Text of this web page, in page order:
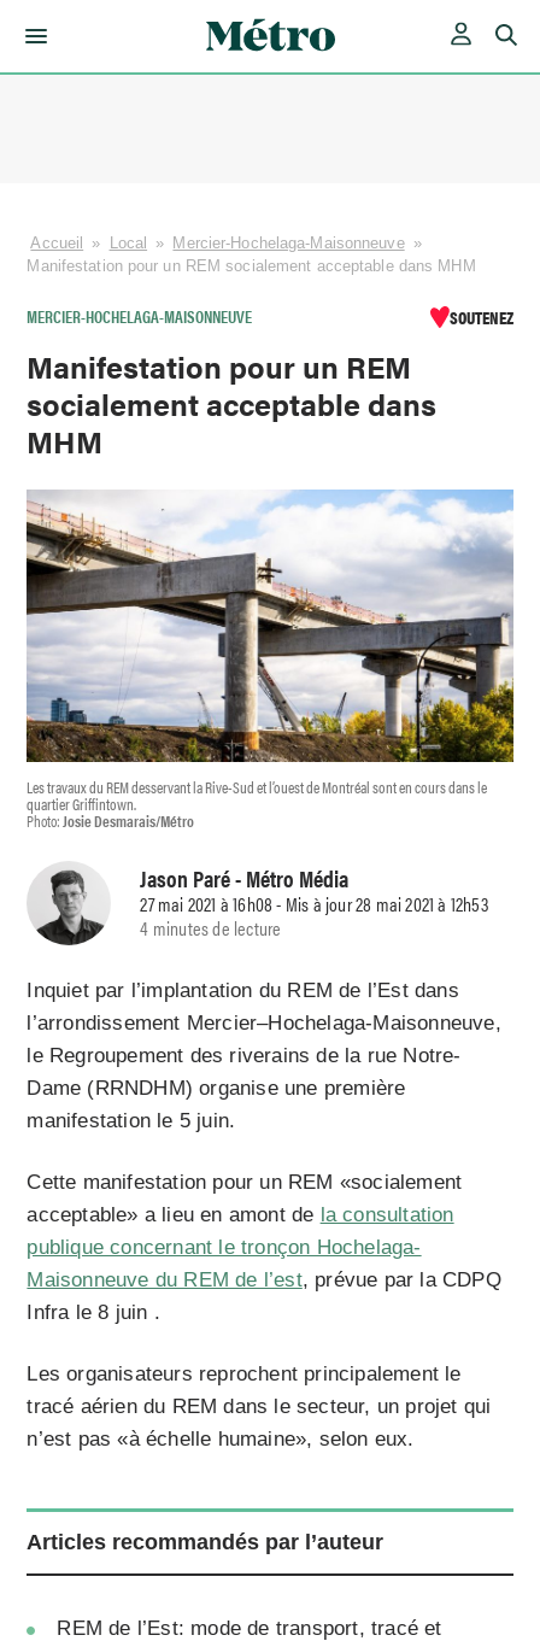
Accueil » Local » Mercier-Hochelaga-Maisonneuve »
Manifestation pour un REM socialement acceptable dans MHM
MERCIER-HOCHELAGA-MAISONNEUVE SOUTENEZ
Manifestation pour un REM
socialement acceptable dans
MHM
Les travaux du REM desservant la Rive-Sud et l’ouest de Montréal sont en cours dans le
quartier Griffintown.
Photo:Josie Desmarais/Métro
Jason Paré- Métro Média
27 mai 2021 à 16h08 - Mis à jour 28 mai 2021 à 12h53
4 minutes de lecture
Inquiet par l’implantation du REM de l’Est dans
l’arrondissement Mercier–Hochelaga-Maisonneuve,
le Regroupement des riverains de la rue Notre-
Dame (RRNDHM) organise une première
manifestation le 5 juin.
Cette manifestation pour un REM «socialement
acceptable» a lieu en amont de la consultation
publique concernant le tronçon Hochelaga-
Maisonneuve du REM de l’est, prévue par la CDPQ
Infra le 8 juin .
Les organisateurs reprochent principalement le
tracé aérien du REM dans le secteur, un projet qui
n’est pas «à échelle humaine», selon eux.
Articles recommandés par l’auteur
REM de l’Est: mode de transport, tracé et